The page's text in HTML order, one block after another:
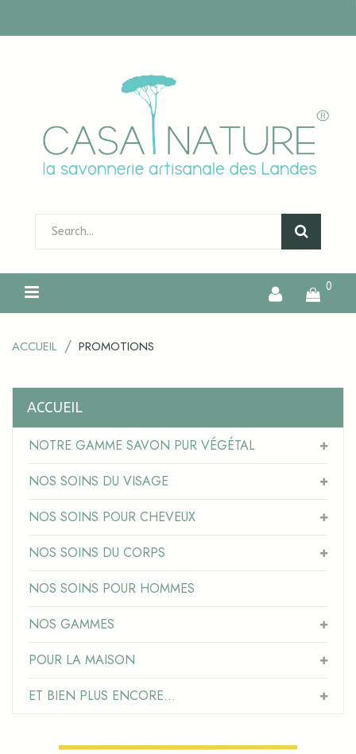
0
ACCUEIL PROMOTIONS
ACCUEIL
NOTRE GAMME SAVON PUR VÉGÉTAL
NOS SOINS DU VISAGE
NOS SOINS POUR CHEVEUX
NOS SOINS DU CORPS
NOS SOINS POUR HOMMES
NOS GAMMES
POUR LA MAISON
ET BIEN PLUS ENCORE...